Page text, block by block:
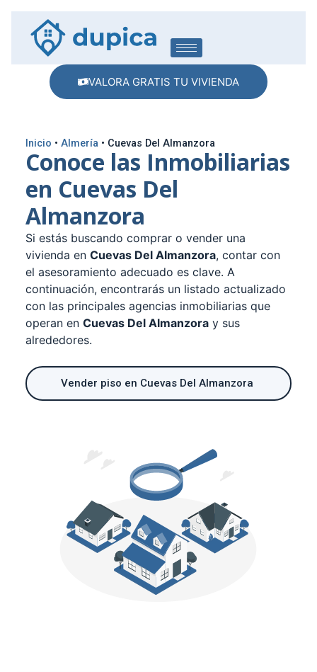
VALORA GRATIS TU VIVIENDA
Inicio • Almería • Cuevas Del Almanzora
Conoce las Inmobiliarias
en Cuevas Del
Almanzora
Si estás buscando comprar o vender una
vivienda en Cuevas Del Almanzora, contar con
el asesoramiento adecuado es clave. A
continuación, encontrarás un listado actualizado
con las principales agencias inmobiliarias que
operan en Cuevas Del Almanzora y sus
alrededores.
Vender piso en Cuevas Del Almanzora